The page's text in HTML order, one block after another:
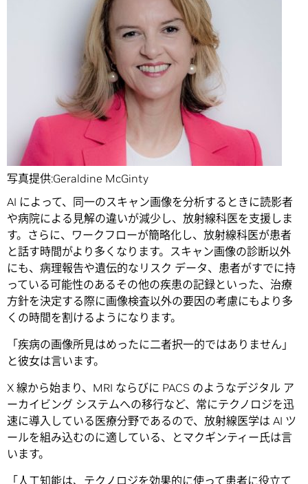
写真提供:Geraldine McGinty
AI によって、同一のスキャン画像を分析するときに読影者
や病院による見解の違いが減少し、放射線科医を支援しま
す。さらに、ワークフローが簡略化し、放射線科医が患者
と話す時間がより多くなります。スキャン画像の診断以外
にも、病理報告や遺伝的なリスク データ、患者がすでに持
っている可能性のあるその他の疾患の記録といった、治療
方針を決定する際に画像検査以外の要因の考慮にもより多
くの時間を割けるようになります。
「疾病の画像所見はめったに二者択一的ではありません」
と彼女は言います。
X 線から始まり、MRI ならびに PACS のようなデジタル ア
ーカイビング システムへの移行など、常にテクノロジを迅
速に導入している医療分野であるので、放射線医学は AI ツ
ールを組み込むのに適している、とマクギンティー氏は言
います。
「人工知能は、テクノロジを効果的に使って患者に役立て